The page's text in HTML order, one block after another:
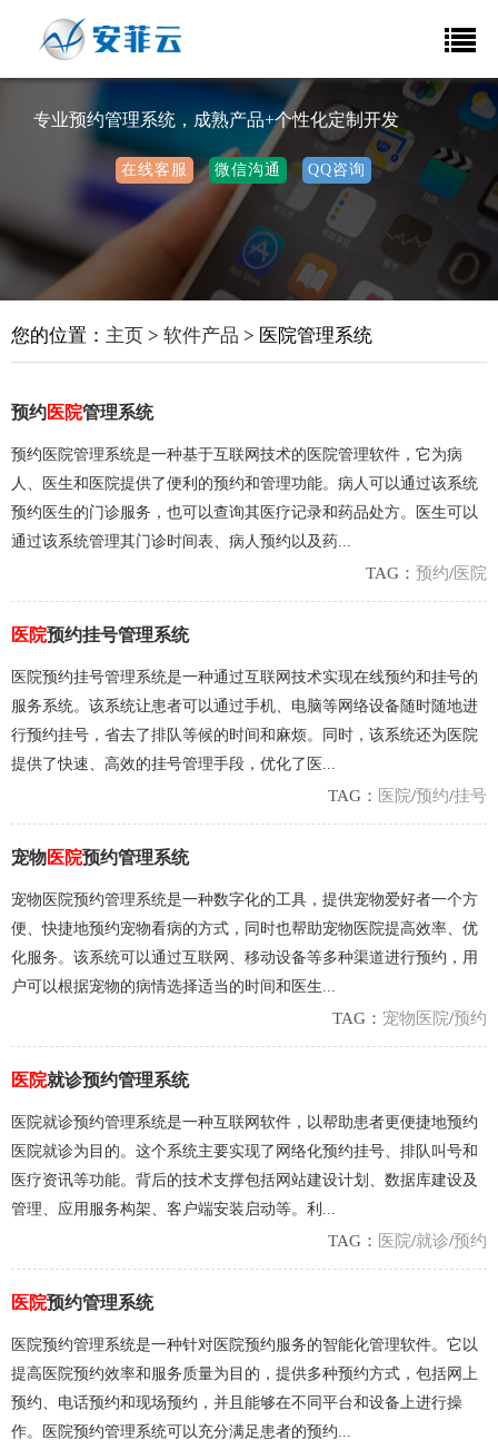
专业预约管理系统，成熟产品+个性化定制开发
在线客服 微信沟通 QQ咨询
您的位置： 主页 > 软件产品 > 医院管理系统
预约医院管理系统
预约医院管理系统是一种基于互联网技术的医院管理软件，它为病
人、医生和医院提供了便利的预约和管理功能。病人可以通过该系统
预约医生的门诊服务，也可以查询其医疗记录和药品处方。医生可以
通过该系统管理其门诊时间表、病人预约以及药...
TAG： 预约/医院
医院预约挂号管理系统
医院预约挂号管理系统是一种通过互联网技术实现在线预约和挂号的
服务系统。该系统让患者可以通过手机、电脑等网络设备随时随地进
行预约挂号，省去了排队等候的时间和麻烦。同时，该系统还为医院
提供了快速、高效的挂号管理手段，优化了医...
TAG： 医院/预约/挂号
宠物医院预约管理系统
宠物医院预约管理系统是一种数字化的工具，提供宠物爱好者一个方
便、快捷地预约宠物看病的方式，同时也帮助宠物医院提高效率、优
化服务。该系统可以通过互联网、移动设备等多种渠道进行预约，用
户可以根据宠物的病情选择适当的时间和医生...
TAG： 宠物医院/预约
医院就诊预约管理系统
医院就诊预约管理系统是一种互联网软件，以帮助患者更便捷地预约
医院就诊为目的。这个系统主要实现了网络化预约挂号、排队叫号和
医疗资讯等功能。背后的技术支撑包括网站建设计划、数据库建设及
管理、应用服务构架、客户端安装启动等。利...
TAG： 医院/就诊/预约
医院预约管理系统
医院预约管理系统是一种针对医院预约服务的智能化管理软件。它以
提高医院预约效率和服务质量为目的，提供多种预约方式，包括网上
预约、电话预约和现场预约，并且能够在不同平台和设备上进行操
作。医院预约管理系统可以充分满足患者的预约...